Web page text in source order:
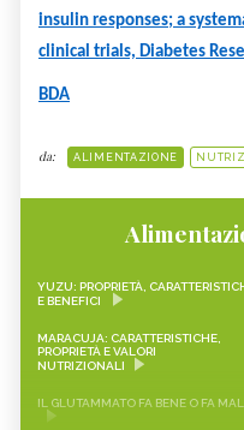
insulin responses; a
clinical trials, Diabetes
BDA
da: ALIMENTAZIONE
YUZU: PROPRIETÀ,
E BENEFICI
MARACUJA: CARATTERISTICHE,
PROPRIETÀ E VALORI
NUTRIZIONALI
IL GLUTAMMATO FA BENE O FA